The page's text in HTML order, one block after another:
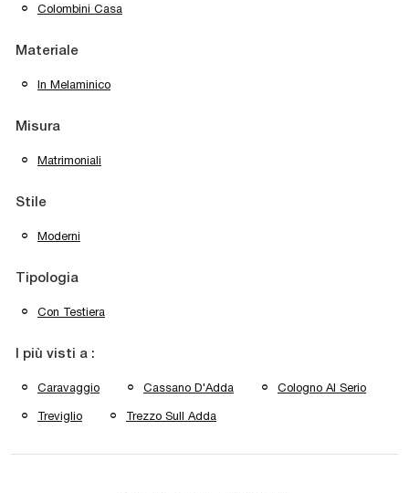
Colombini Casa
Materiale
In Melaminico
Misura
Matrimoniali
Stile
Moderni
Tipologia
Con Testiera
I più visti a :
Caravaggio Cassano D'Adda Cologno Al Serio
Treviglio Trezzo Sull Adda